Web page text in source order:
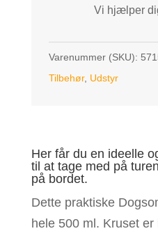
Vi hjælper
Varenummer (SKU):
Tilbehør, Udstyr
Her får du en ideelle
til at tage med på
på bordet.
Dette praktiske
hele 500 ml. Kruset er